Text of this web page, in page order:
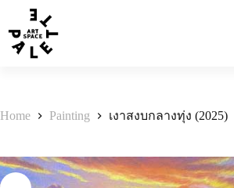
Home Painting เงาสงบกลางทุ่ง (2025)